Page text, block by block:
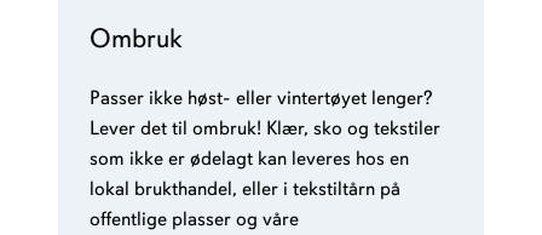
Ombruk
Passer ikke høst- eller vintertøyet lenger?
Lever det til ombruk! Klær, sko og tekstiler
som ikke er ødelagt kan leveres hos en
lokal brukthandel, eller i tekstiltårn på
offentlige plasser og våre